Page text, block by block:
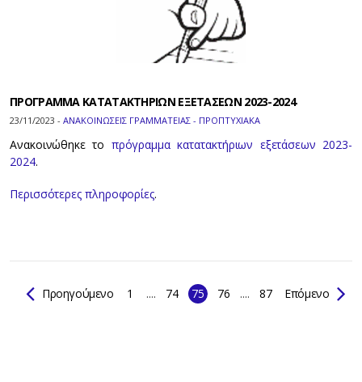
ΠΡΟΓΡΑΜΜΑ ΚΑΤΑΤΑΚΤΗΡΙΩΝ ΕΞΕΤΑΣΕΩΝ 2023-2024
23/11/2023 - ΑΝΑΚΟΙΝΩΣΕΙΣ ΓΡΑΜΜΑΤΕΙΑΣ - ΠΡΟΠΤΥΧΙΑΚΑ
Ανακοινώθηκε το πρόγραμμα κατατακτήριων εξετάσεων 2023-
2024.
Περισσότερες πληροφορίες.
Προηγούμενο 1 .... 74 75 76 .... 87 Επόμενο